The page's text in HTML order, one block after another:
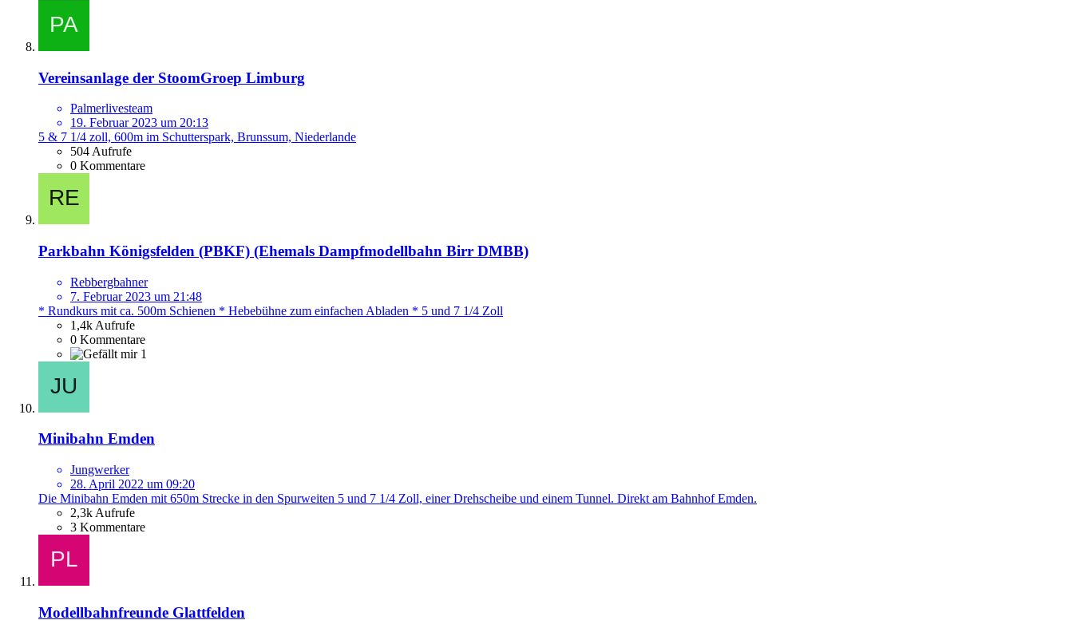
Vereinsanlage der StoomGroep Limburg
Palmerlivesteam
19. Februar 2023 um 20:13
5 & 7 1/4 zoll, 600m im Schutterspark, Brunssum, Niederlande
504 Aufrufe
0 Kommentare
Parkbahn Königsfelden (PBKF) (Ehemals Dampfmodellbahn Birr DMBB)
Rebbergbahner
7. Februar 2023 um 21:48
* Rundkurs mit ca. 500m Schienen * Hebebühne zum einfachen Abladen * 5 und 7 1/4 Zoll
1,4k Aufrufe
0 Kommentare
1
Minibahn Emden
Jungwerker
28. April 2022 um 09:20
Die Minibahn Emden mit 650m Strecke in den Spurweiten 5 und 7 1/4 Zoll, einer Drehscheibe und einem Tunnel. Direkt am Bahnhof Emden.
2,3k Aufrufe
3 Kommentare
Modellbahnfreunde Glattfelden